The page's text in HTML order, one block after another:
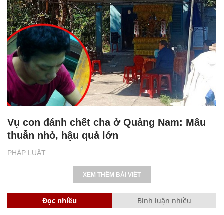
PHÁP LUẬT
Vụ con đánh chết cha ở Quảng Nam: Mâu
thuẫn nhỏ, hậu quả lớn
XEM THÊM BÀI VIẾT
Đọc nhiều Bình luận nhiều